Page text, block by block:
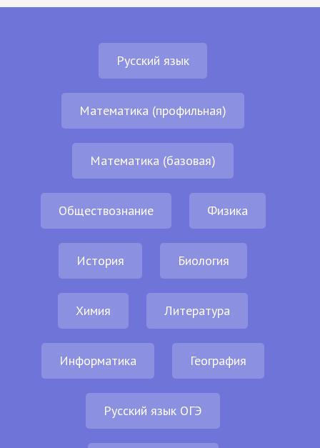
Русский язык
Математика (профильная)
Математика (базовая)
Обществознание Физика
История Биология
Химия Литература
Информатика География
Русский язык ОГЭ